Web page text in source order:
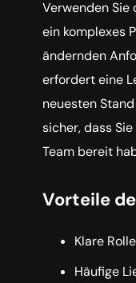
Verwenden Sie
ein komplexes
ändernden
erfordert eine
neuesten
sicher, dass
Team bereit
Vorteile
Klare
Häufige